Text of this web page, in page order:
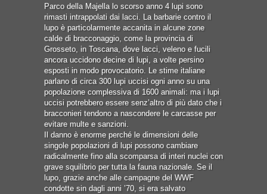
Parco della Majella lo scorso anno 4 lupi sono
rimasti intrappolati dai lacci. La barbarie contro il
lupo è particolarmente accanita in alcune zone
calde di bracconaggio, come la provincia di
Grosseto, in Toscana, dove lacci, veleno e fucili
ancora uccidono decine di lupi, a volte persino
esposti in modo provocatorio. Le stime italiane
parlano di circa 300 lupi uccisi ogni anno su una
popolazione complessiva di 1600 animali: ma i lupi
uccisi potrebbero essere senz’altro di più dato che i
bracconieri tendono a nascondere le carcasse per
evitare multe e sanzioni.
Il danno è enorme perché le dimensioni delle
singole popolazioni di lupi possono cambiare
radicalmente fino alla scomparsa di interi nuclei con
grave squilibrio per tutta la fauna nazionale. Se il
lupo, grazie anche alle campagne del WWF
condotte sin dagli anni ’70, si era salvato